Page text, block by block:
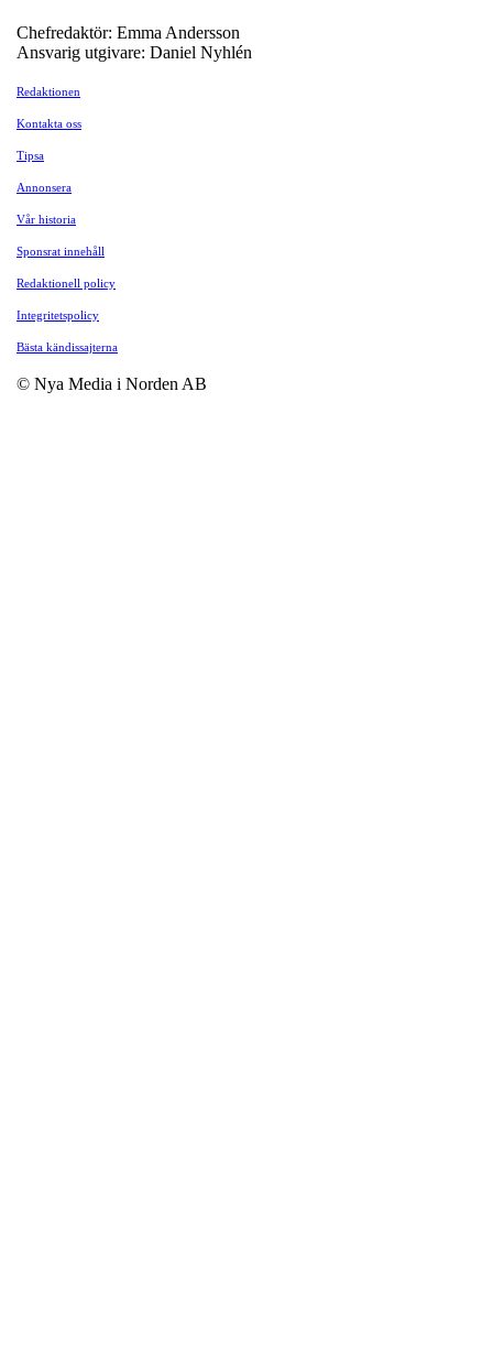
Chefredaktör: Emma Andersson
Ansvarig utgivare: Daniel Nyhlén
Redaktionen
Kontakta oss
Tipsa
Annonsera
Vår historia
Sponsrat innehåll
Redaktionell policy
Integritetspolicy
Bästa kändissajterna
© Nya Media i Norden AB